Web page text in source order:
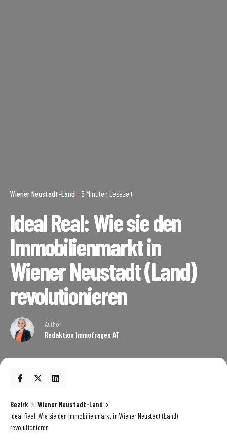
Wiener Neustadt-Land 5 Minuten Lesezeit
Ideal Real: Wie sie den
Immobilienmarkt in
Wiener Neustadt (Land)
revolutionieren
Author
Redaktion Immofragen AT
Bezirk
Wiener Neustadt-Land
Ideal Real: Wie sie den Immobilienmarkt in Wiener Neustadt (Land)
revolutionieren